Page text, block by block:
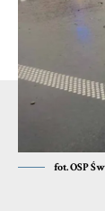
wiadomo, czy
Sprawę
fot. OSP